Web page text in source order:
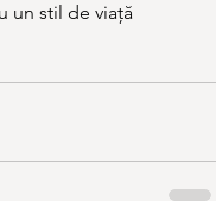
un stil de viață